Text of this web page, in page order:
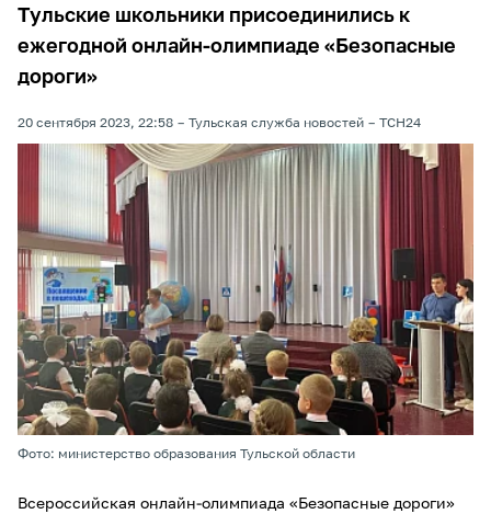
Тульские школьники присоединились к
ежегодной онлайн-олимпиаде «Безопасные
дороги»
20 сентября 2023, 22:58 Тульская служба новостей ТСН24
Фото: министерство образования Тульской области
Всероссийская онлайн-олимпиада «Безопасные дороги»